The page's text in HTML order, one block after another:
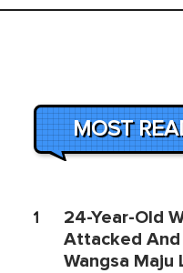
MOST
1
24-Year-Old
Attacked
Wangsa Maju